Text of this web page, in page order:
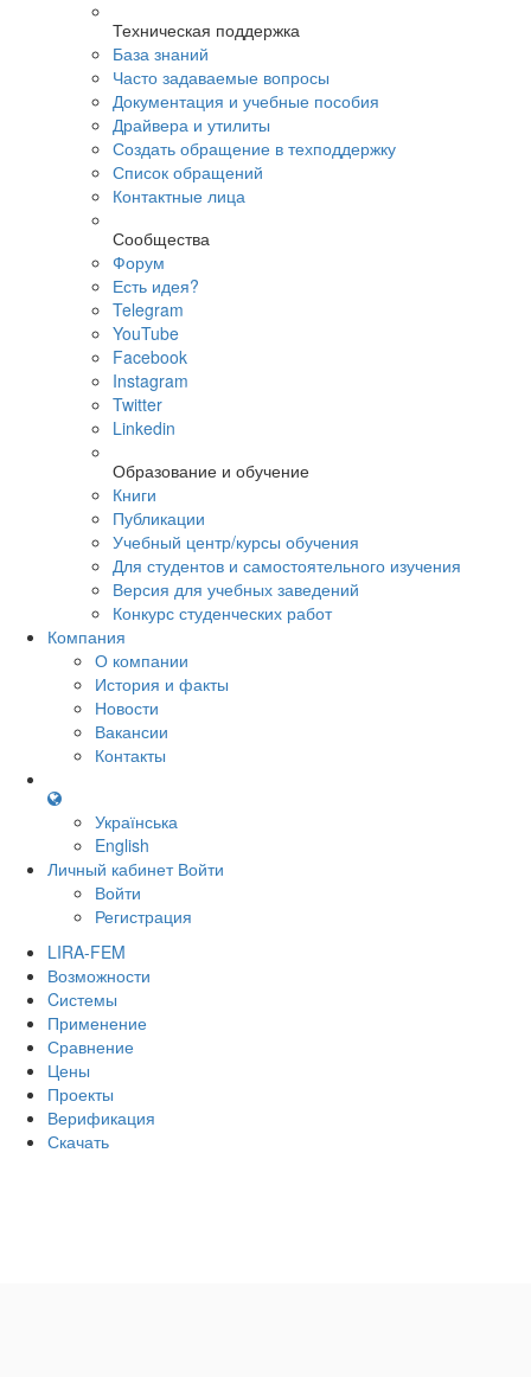
Техническая поддержка
База знаний
Часто задаваемые вопросы
Документация и учебные пособия
Драйвера и утилиты
Создать обращение в техподдержку
Список обращений
Контактные лица
Сообщества
Форум
Есть идея?
Telegram
YouTube
Facebook
Instagram
Twitter
Linkedin
Образование и обучение
Книги
Публикации
Учебный центр/курсы обучения
Для студентов и самостоятельного изучения
Версия для учебных заведений
Конкурс студенческих работ
Компания
О компании
История и факты
Новости
Вакансии
Контакты
Українська
English
Личный кабинет Войти
Войти
Регистрация
LIRA-FEM
Возможности
Cистемы
Применение
Сравнение
Цены
Проекты
Верификация
Скачать